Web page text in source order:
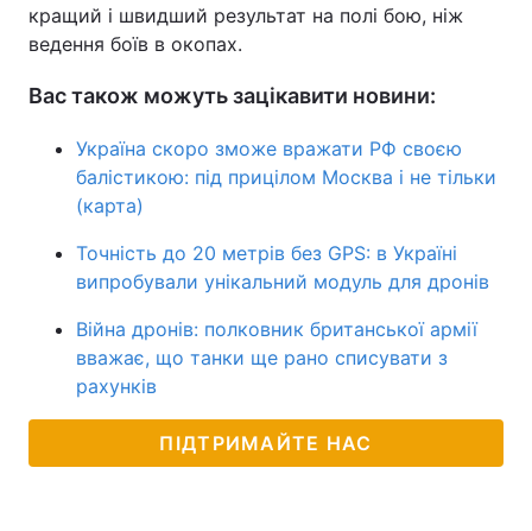
кращий і швидший результат на полі бою, ніж
ведення боїв в окопах.
Вас також можуть зацікавити новини:
Україна скоро зможе вражати РФ своєю
балістикою: під прицілом Москва і не тільки
(карта)
Точність до 20 метрів без GPS: в Україні
випробували унікальний модуль для дронів
Війна дронів: полковник британської армії
вважає, що танки ще рано списувати з
рахунків
ПІДТРИМАЙТЕ НАС